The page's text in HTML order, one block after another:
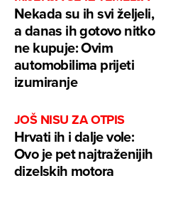
Nekada su ih svi željeli,
a danas ih gotovo nitko
ne kupuje: Ovim
automobilima prijeti
izumiranje
JOŠ NISU ZA OTPIS
Hrvati ih i dalje vole:
Ovo je pet najtraženijih
dizelskih motora